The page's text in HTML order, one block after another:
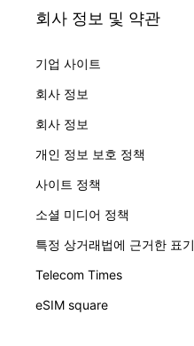
회사 정보 및 약관
기업 사이트
회사 정보
회사 정보
개인 정보 보호 정책
사이트 정책
소셜 미디어 정책
특정 상거래법에 근거한 표기
Telecom Times
eSIM square